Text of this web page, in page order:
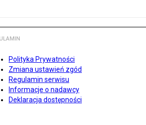
Polityka Prywatności
Zmiana ustawień zgód
Regulamin serwisu
Informacje o nadawcy
Deklaracja dostępności